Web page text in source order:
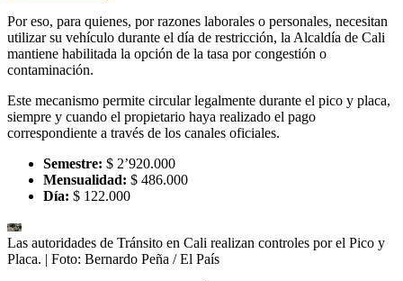
Por eso, para quienes, por razones laborales o personales, necesitan
utilizar su vehículo durante el día de restricción, la Alcaldía de Cali
mantiene habilitada la opción de la tasa por congestión o
contaminación.
Este mecanismo permite circular legalmente durante el pico y placa,
siempre y cuando el propietario haya realizado el pago
correspondiente a través de los canales oficiales.
Semestre: $ 2’920.000
Mensualidad: $ 486.000
Día: $ 122.000
Las autoridades de Tránsito en Cali realizan controles por el Pico y
Placa. | Foto: Bernardo Peña / El País